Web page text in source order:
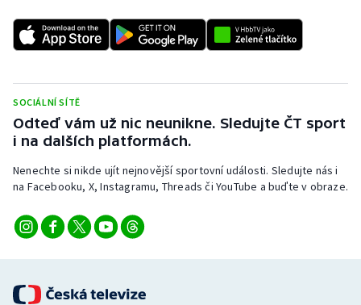
SOCIÁLNÍ SÍTĚ
Odteď vám už nic neunikne. Sledujte ČT sport
i na dalších platformách.
Nenechte si nikde ujít nejnovější sportovní události. Sledujte nás i
na Facebooku, X, Instagramu, Threads či YouTube a buďte v obraze.